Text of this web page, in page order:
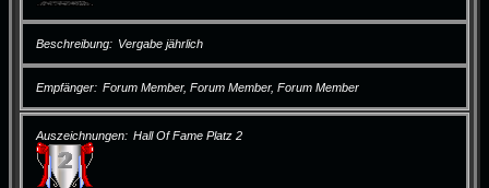
Beschreibung Vergabe jährlich
Empfänger Forum Member, Forum Member, Forum Member
Auszeichnungen Hall Of Fame Platz 2